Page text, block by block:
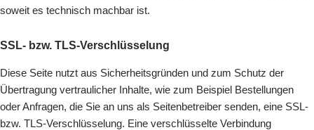
soweit es technisch machbar ist.
SSL- bzw. TLS-Verschlüsselung
Diese Seite nutzt aus Sicherheitsgründen und zum Schutz der
Übertragung vertraulicher Inhalte, wie zum Beispiel Bestellungen
oder Anfragen, die Sie an uns als Seitenbetreiber senden, eine SSL-
bzw. TLS-Verschlüsselung. Eine verschlüsselte Verbindung